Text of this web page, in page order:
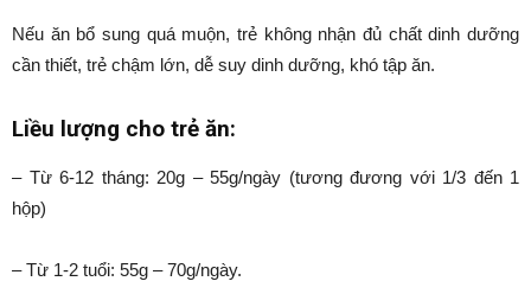
Nếu ăn bổ sung quá muộn, trẻ không nhận đủ chất dinh dưỡng
cần thiết, trẻ chậm lớn, dễ suy dinh dưỡng, khó tập ăn.
Liều lượng cho trẻ ăn:
– Từ 6-12 tháng: 20g – 55g/ngày (tương đương với 1/3 đến 1
hộp)
– Từ 1-2 tuổi: 55g – 70g/ngày.